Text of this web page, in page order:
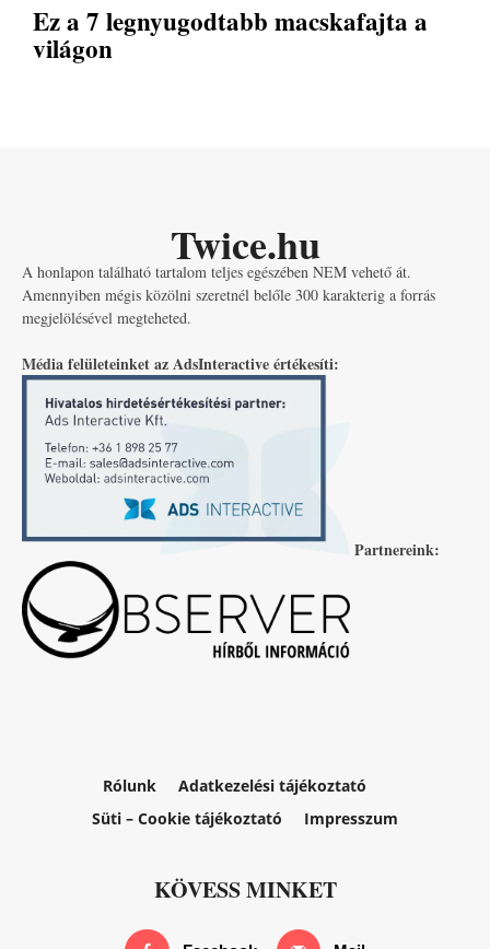
Ez a 7 legnyugodtabb macskafajta a
világon
Twice.hu
A honlapon található tartalom teljes egészében NEM vehető át.
Amennyiben mégis közölni szeretnél belőle 300 karakterig a forrás
megjelölésével megteheted.
Média felületeinket az AdsInteractive értékesíti:
Partnereink:
Rólunk
Adatkezelési tájékoztató
Süti – Cookie tájékoztató
Impresszum
KÖVESS MINKET